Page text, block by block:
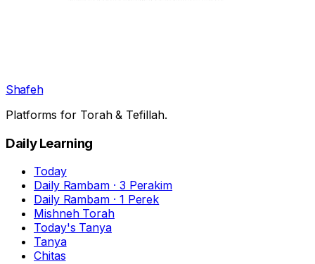
Shafeh
Platforms for Torah & Tefillah.
Daily Learning
Today
Daily Rambam · 3 Perakim
Daily Rambam · 1 Perek
Mishneh Torah
Today's Tanya
Tanya
Chitas